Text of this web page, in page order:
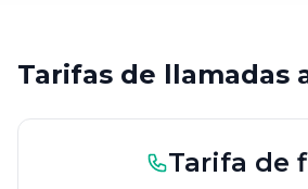
Tarifas de llamadas
Tarifa de